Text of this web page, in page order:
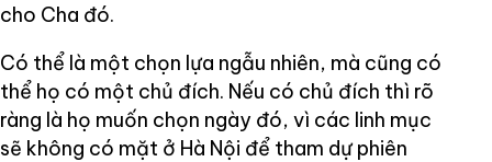
cho Cha đó.
Có thể là một chọn lựa ngẫu nhiên, mà cũng có
thể họ có một chủ đích. Nếu có chủ đích thì rõ
ràng là họ muốn chọn ngày đó, vì các linh mục
sẽ không có mặt ở Hà Nội để tham dự phiên